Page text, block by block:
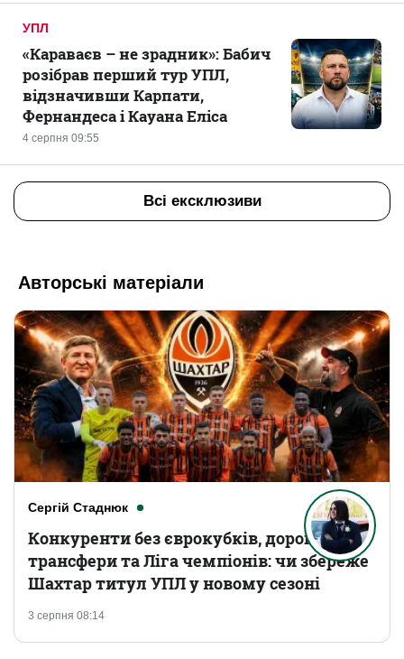
УПЛ
4 серпня 09:55
«Караваєв – не зрадник»: Бабич
розібрав перший тур УПЛ,
відзначивши Карпати,
Фернандеса і Кауана Еліса
Всі ексклюзиви
Авторські матеріали
Сергій Стаднюк
3 серпня 08:14
Конкуренти без єврокубків, дорогі
трансфери та Ліга чемпіонів: чи збереже
Шахтар титул УПЛ у новому сезоні